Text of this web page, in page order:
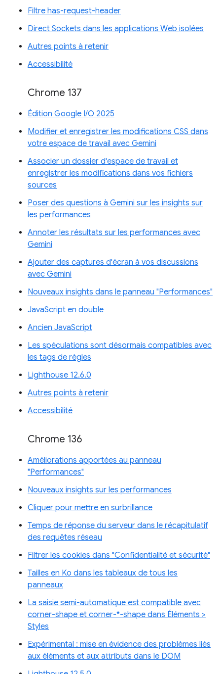
Filtre has-request-header
Direct Sockets dans les applications Web isolées
Autres points à retenir
Accessibilité
Chrome 137
Édition Google I/O 2025
Modifier et enregistrer les modifications CSS dans
votre espace de travail avec Gemini
Associer un dossier d'espace de travail et
enregistrer les modifications dans vos fichiers
sources
Poser des questions à Gemini sur les insights sur
les performances
Annoter les résultats sur les performances avec
Gemini
Ajouter des captures d'écran à vos discussions
avec Gemini
Nouveaux insights dans le panneau "Performances"
JavaScript en double
Ancien JavaScript
Les spéculations sont désormais compatibles avec
les tags de règles
Lighthouse 12.6.0
Autres points à retenir
Accessibilité
Chrome 136
Améliorations apportées au panneau
"Performances"
Nouveaux insights sur les performances
Cliquer pour mettre en surbrillance
Temps de réponse du serveur dans le récapitulatif
des requêtes réseau
Filtrer les cookies dans "Confidentialité et sécurité"
Tailles en Ko dans les tableaux de tous les
panneaux
La saisie semi-automatique est compatible avec
corner-shape et corner-*-shape dans Éléments >
Styles
Expérimental : mise en évidence des problèmes liés
aux éléments et aux attributs dans le DOM